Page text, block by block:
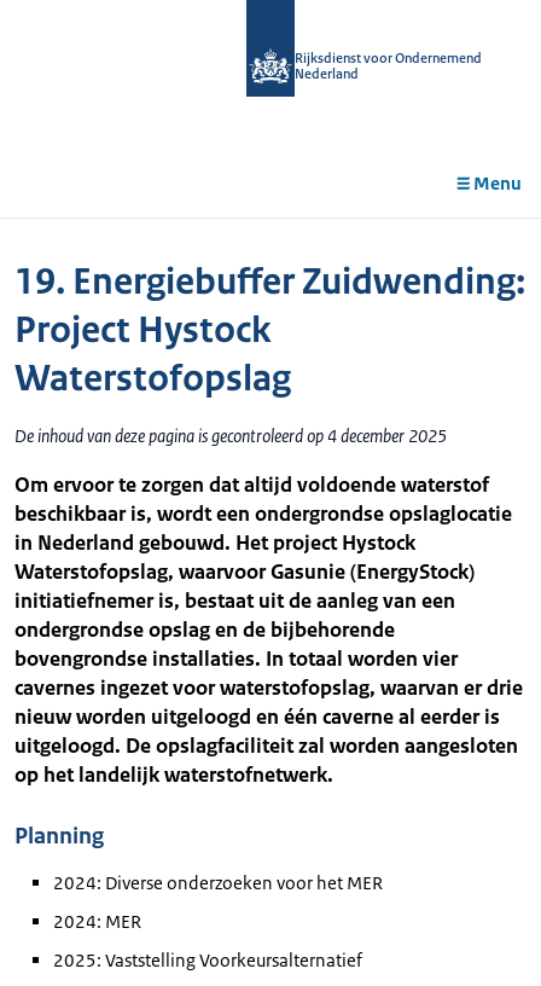
Rijksdienst voor Ondernemend
Nederland
Menu
19. Energiebuffer Zuidwending:
Project Hystock
Waterstofopslag
De inhoud van deze pagina is gecontroleerd op 4 december 2025
Om ervoor te zorgen dat altijd voldoende waterstof
beschikbaar is, wordt een ondergrondse opslaglocatie
in Nederland gebouwd. Het project Hystock
Waterstofopslag, waarvoor Gasunie (EnergyStock)
initiatiefnemer is, bestaat uit de aanleg van een
ondergrondse opslag en de bijbehorende
bovengrondse installaties. In totaal worden vier
cavernes ingezet voor waterstofopslag, waarvan er drie
nieuw worden uitgeloogd en één caverne al eerder is
uitgeloogd. De opslagfaciliteit zal worden aangesloten
op het landelijk waterstofnetwerk.
Planning
2024: Diverse onderzoeken voor het MER
2024: MER
2025: Vaststelling Voorkeursalternatief